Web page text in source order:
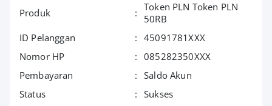
Produk :
Token PLN Token PLN
50RB
ID Pelanggan
:
45091781XXX
Nomor HP
:
085282350XXX
Pembayaran
:
Saldo Akun
Status
: Sukses